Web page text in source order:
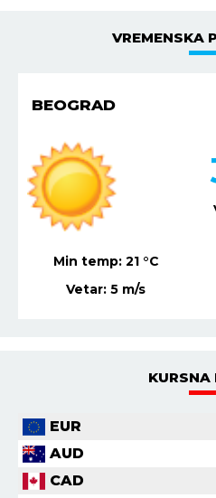
VREMENSKA
BEOGRAD
Min temp: 21 °C
Vetar:5 m/s
KURSNA
EUR
AUD
CAD